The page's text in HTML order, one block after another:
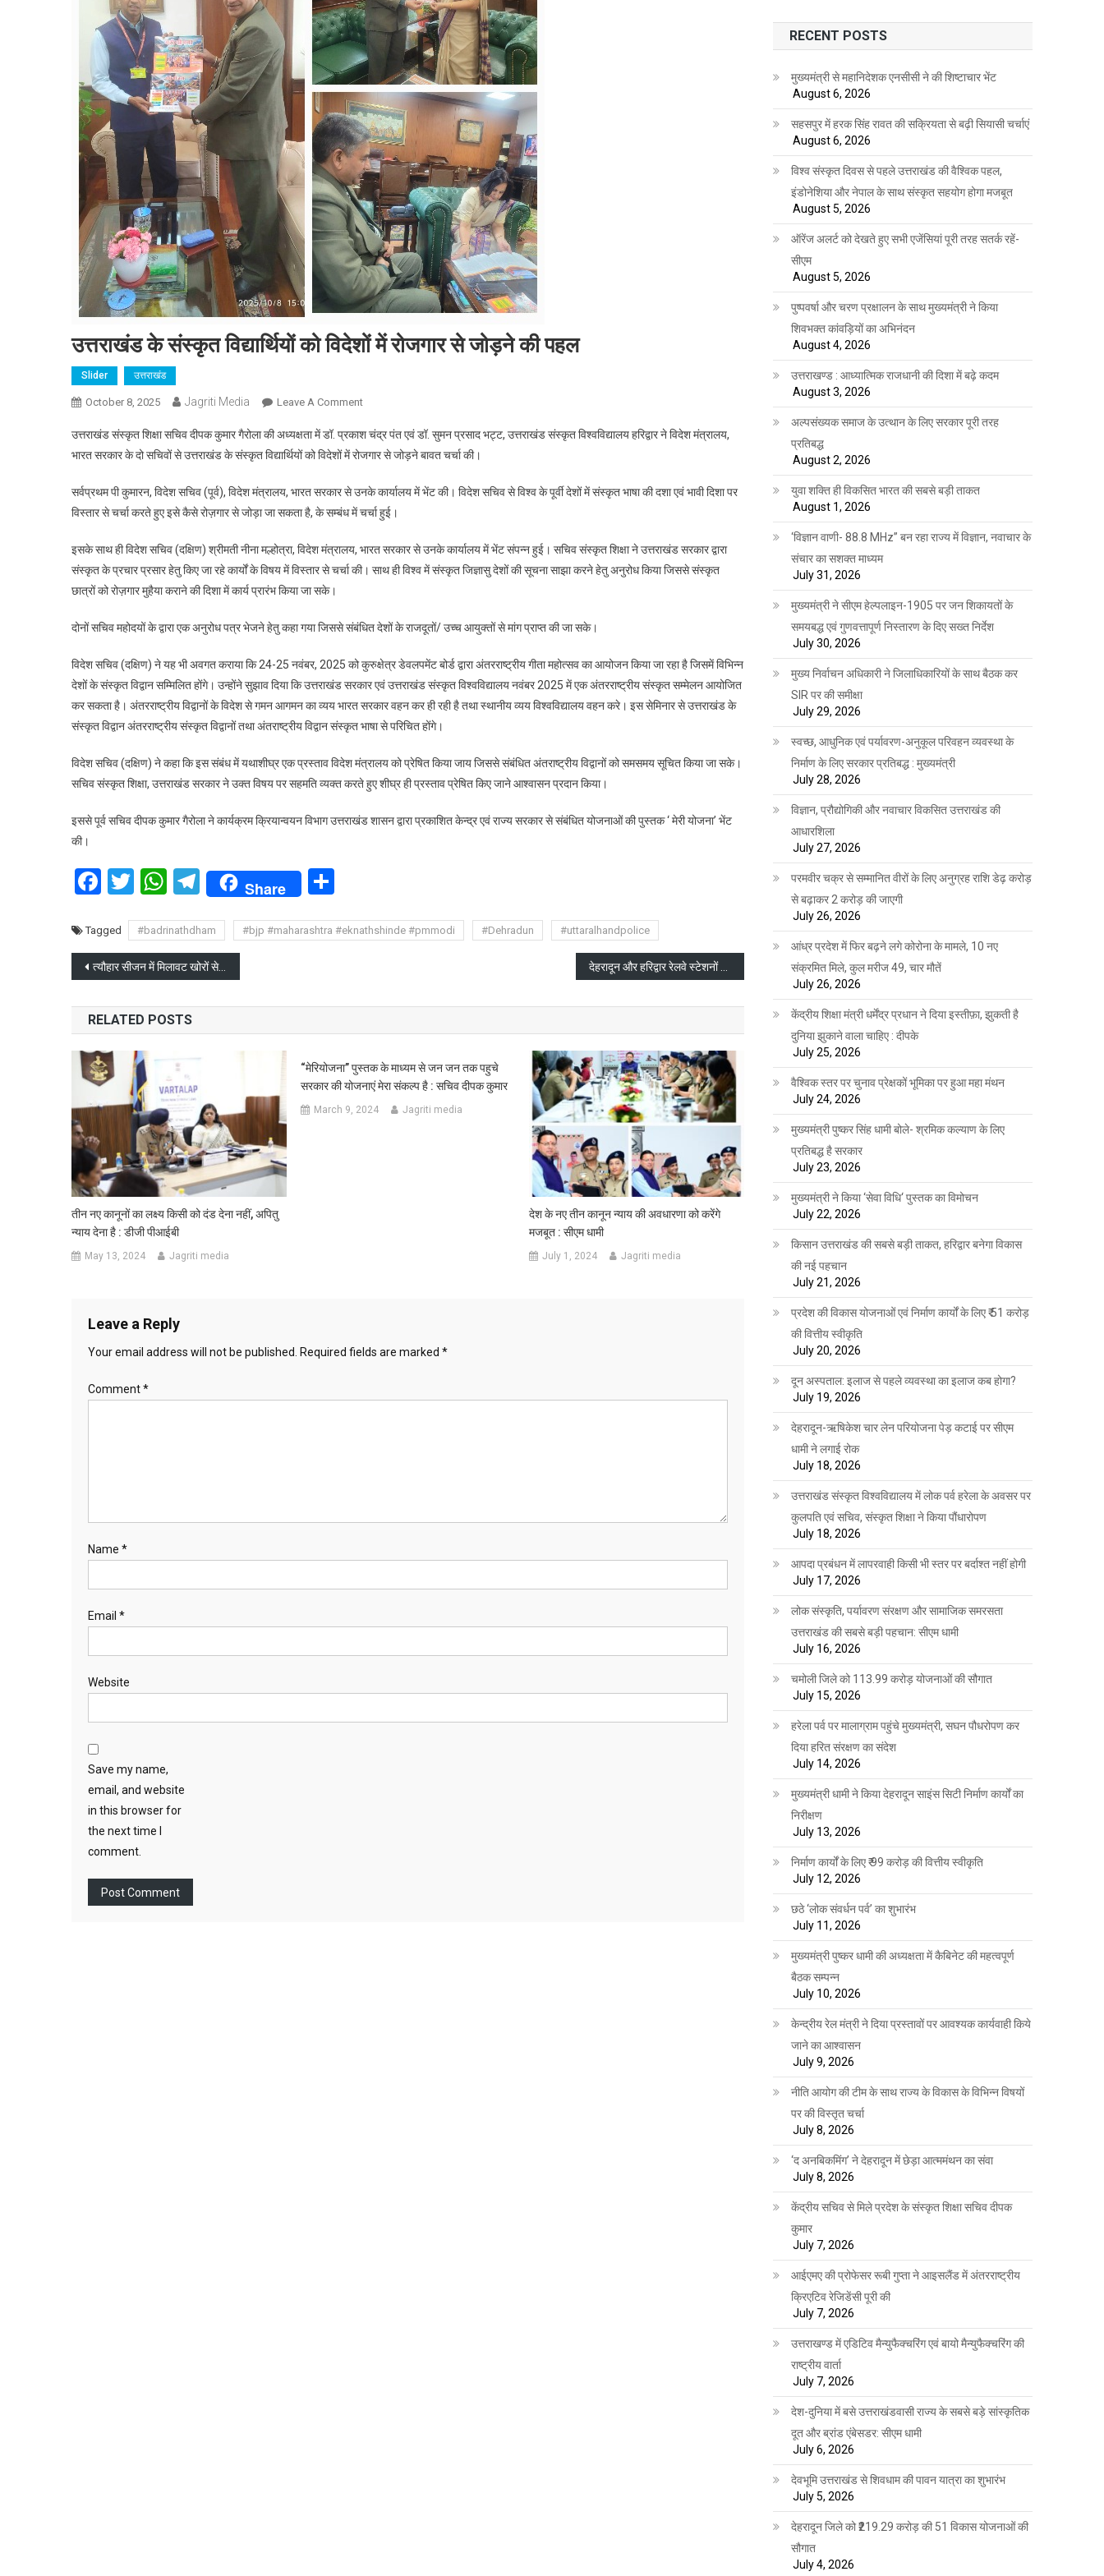
उत्तराखंड के संस्कृत विद्यार्थियों को विदेशों में रोजगार से जोड़ने की पहल
Slider उत्तराखंड
October 8, 2025 Jagriti Media Leave A CommentOn
के
संस्कृत
को
विदेशों
रोजगार
से
पहल
उत्तराखंड संस्कृत शिक्षा सचिव दीपक कुमार गैरोला की अध्यक्षता में डॉ. प्रकाश चंद्र पंत एवं डॉ. सुमन प्रसाद भट्ट, उत्तराखंड संस्कृत विश्वविद्यालय हरिद्वार ने विदेश मंत्रालय,
भारत सरकार के दो सचिवों से उत्तराखंड के संस्कृत विद्यार्थियों को विदेशों में रोजगार से जोड़ने बावत चर्चा की।
सर्वप्रथम पी कुमारन, विदेश सचिव (पूर्व), विदेश मंत्रालय, भारत सरकार से उनके कार्यालय में भेंट की। विदेश सचिव से विश्व के पूर्वी देशों में संस्कृत भाषा की दशा एवं भावी दिशा पर
विस्तार से चर्चा करते हुए इसे कैसे रोज़गार से जोड़ा जा सकता है, के सम्बंध में चर्चा हुई।
इसके साथ ही विदेश सचिव (दक्षिण) श्रीमती नीना मल्होत्रा, विदेश मंत्रालय, भारत सरकार से उनके कार्यालय में भेंट संपन्न हुई। सचिव संस्कृत शिक्षा ने उत्तराखंड सरकार द्वारा
संस्कृत के प्रचार प्रसार हेतु किए जा रहे कार्यों के विषय में विस्तार से चर्चा की। साथ ही विश्व में संस्कृत जिज्ञासु देशों की सूचना साझा करने हेतु अनुरोध किया जिससे संस्कृत
छात्रों को रोज़गार मुहैया कराने की दिशा में कार्य प्रारंभ किया जा सके।
दोनों सचिव महोदयों के द्वारा एक अनुरोध पत्र भेजने हेतु कहा गया जिससे संबंधित देशों के राजदूतों/ उच्च आयुक्तों से मांग प्राप्त की जा सके।
विदेश सचिव (दक्षिण) ने यह भी अवगत कराया कि 24-25 नवंबर, 2025 को कुरुक्षेत्र डेवलपमेंट बोर्ड द्वारा अंतरराष्ट्रीय गीता महोत्सव का आयोजन किया जा रहा है जिसमें विभिन्न
देशों के संस्कृत विद्वान सम्मिलित होंगे। उन्होंने सुझाव दिया कि उत्तराखंड सरकार एवं उत्तराखंड संस्कृत विश्वविद्यालय नवंबर 2025 में एक अंतरराष्ट्रीय संस्कृत सम्मेलन आयोजित
कर सकता है। अंतरराष्ट्रीय विद्वानों के विदेश से गमन आगमन का व्यय भारत सरकार वहन कर ही रही है तथा स्थानीय व्यय विश्वविद्यालय वहन करे। इस सेमिनार से उत्तराखंड के
संस्कृत विद्वान अंतरराष्ट्रीय संस्कृत विद्वानों तथा अंतराष्ट्रीय विद्वान संस्कृत भाषा से परिचित होंगे।
विदेश सचिव (दक्षिण) ने कहा कि इस संबंध में यथाशीघ्र एक प्रस्ताव विदेश मंत्रालय को प्रेषित किया जाय जिससे संबंधित अंतराष्ट्रीय विद्वानों को समसमय सूचित किया जा सके।
सचिव संस्कृत शिक्षा, उत्तराखंड सरकार ने उक्त विषय पर सहमति व्यक्त करते हुए शीघ्र ही प्रस्ताव प्रेषित किए जाने आश्वासन प्रदान किया।
इससे पूर्व सचिव दीपक कुमार गैरोला ने कार्यक्रम क्रियान्वयन विभाग उत्तराखंड शासन द्वारा प्रकाशित केन्द्र एवं राज्य सरकार से संबंधित योजनाओं की पुस्तक ‘ मेरी योजना’ भेंट
की।
Facebook
Twitter
WhatsApp
Telegram
Share
Tagged #badrinathdham #bjp #maharashtra #eknathshinde #pmmodi #Dehradun #uttaralhandpolice
Post
navigation
त्यौहार सीजन में मिलावट खोरों से सख्ती से निपटे एफडीए विभाग
RELATED POSTS
⁠तीन नए कानूनों का लक्ष्य किसी को दंड देना नहीं, अपितु
न्याय देना है : डीजी पीआईबी
May 13, 2024 Jagriti media
“मेरियोजना” पुस्तक के माध्यम से जन जन तक पहुचे
सरकार की योजनाएं मेरा संकल्प है : सचिव दीपक कुमार
March 9, 2024 Jagriti media
देश के नए तीन कानून न्याय की अवधारणा को करेंगे
मजबूत : सीएम धामी
July 1, 2024 Jagriti media
Leave a Reply
Your email address will not be published. Required fields are marked *
Comment*
Name *
Email *
Website
Save my name,
email, and website
in this browser for
the next time I
comment.
RECENT POSTS
मुख्यमंत्री से महानिदेशक एनसीसी ने की शिष्टाचार भेंट
August 6, 2026
सहसपुर में हरक सिंह रावत की सक्रियता से बढ़ी सियासी चर्चाएं
August 6, 2026
विश्व संस्कृत दिवस से पहले उत्तराखंड की वैश्विक पहल,
इंडोनेशिया और नेपाल के साथ संस्कृत सहयोग होगा मजबूत
August 5, 2026
ऑरेंज अलर्ट को देखते हुए सभी एजेंसियां पूरी तरह सतर्क रहें-
सीएम
August 5, 2026
पुष्पवर्षा और चरण प्रक्षालन के साथ मुख्यमंत्री ने किया
शिवभक्त कांवड़ियों का अभिनंदन
August 4, 2026
उत्तराखण्ड : आध्यात्मिक राजधानी की दिशा में बढ़े कदम
August 3, 2026
अल्पसंख्यक समाज के उत्थान के लिए सरकार पूरी तरह
प्रतिबद्ध
August 2, 2026
युवा शक्ति ही विकसित भारत की सबसे बड़ी ताकत
August 1, 2026
‘विज्ञान वाणी- 88.8 MHz” बन रहा राज्य में विज्ञान, नवाचार के
संचार का सशक्त माध्यम
July 31, 2026
मुख्यमंत्री ने सीएम हेल्पलाइन-1905 पर जन शिकायतों के
समयबद्ध एवं गुणवत्तापूर्ण निस्तारण के दिए सख्त निर्देश
July 30, 2026
मुख्य निर्वाचन अधिकारी ने जिलाधिकारियों के साथ बैठक कर
SIR पर की समीक्षा
July 29, 2026
स्वच्छ, आधुनिक एवं पर्यावरण-अनुकूल परिवहन व्यवस्था के
निर्माण के लिए सरकार प्रतिबद्ध : मुख्यमंत्री
July 28, 2026
विज्ञान, प्रौद्योगिकी और नवाचार विकसित उत्तराखंड की
आधारशिला
July 27, 2026
परमवीर चक्र से सम्मानित वीरों के लिए अनुग्रह राशि डेढ़ करोड़
से बढ़ाकर 2 करोड़ की जाएगी
July 26, 2026
आंध्र प्रदेश में फिर बढ़ने लगे कोरोना के मामले, 10 नए
संक्रमित मिले, कुल मरीज 49, चार मौतें
July 26, 2026
केंद्रीय शिक्षा मंत्री धर्मेंद्र प्रधान ने दिया इस्तीफ़ा, झुकती है
दुनिया झुकाने वाला चाहिए : दीपके
July 25, 2026
वैश्विक स्तर पर चुनाव प्रेक्षकों भूमिका पर हुआ महा मंथन
July 24, 2026
मुख्यमंत्री पुष्कर सिंह धामी बोले- श्रमिक कल्याण के लिए
प्रतिबद्ध है सरकार
July 23, 2026
मुख्यमंत्री ने किया ‘सेवा विधि‘ पुस्तक का विमोचन
July 22, 2026
किसान उत्तराखंड की सबसे बड़ी ताकत, हरिद्वार बनेगा विकास
की नई पहचान
July 21, 2026
प्रदेश की विकास योजनाओं एवं निर्माण कार्यों के लिए ₹ 51 करोड़
की वित्तीय स्वीकृति
July 20, 2026
दून अस्पताल: इलाज से पहले व्यवस्था का इलाज कब होगा?
July 19, 2026
देहरादून-ऋषिकेश चार लेन परियोजना पेड़ कटाई पर सीएम
धामी ने लगाई रोक
July 18, 2026
उत्तराखंड संस्कृत विश्वविद्यालय में लोक पर्व हरेला के अवसर पर
कुलपति एवं सचिव, संस्कृत शिक्षा ने किया पौंधारोपण
July 18, 2026
आपदा प्रबंधन में लापरवाही किसी भी स्तर पर बर्दाश्त नहीं होगी
July 17, 2026
लोक संस्कृति, पर्यावरण संरक्षण और सामाजिक समरसता
उत्तराखंड की सबसे बड़ी पहचान: सीएम धामी
July 16, 2026
चमोली जिले को 113.99 करोड़ योजनाओं की सौगात
July 15, 2026
हरेला पर्व पर मालाग्राम पहुंचे मुख्यमंत्री, सघन पौधरोपण कर
दिया हरित संरक्षण का संदेश
July 14, 2026
मुख्यमंत्री धामी ने किया देहरादून साइंस सिटी निर्माण कार्यों का
निरीक्षण
July 13, 2026
निर्माण कार्यों के लिए ₹ 99 करोड़ की वित्तीय स्वीकृति
July 12, 2026
छठे ‘लोक संवर्धन पर्व’ का शुभारंभ
July 11, 2026
मुख्यमंत्री पुष्कर धामी की अध्यक्षता में कैबिनेट की महत्वपूर्ण
बैठक सम्पन्न
July 10, 2026
केन्द्रीय रेल मंत्री ने दिया प्रस्तावों पर आवश्यक कार्यवाही किये
जाने का आश्वासन
July 9, 2026
नीति आयोग की टीम के साथ राज्य के विकास के विभिन्न विषयों
पर की विस्तृत चर्चा
July 8, 2026
‘द अनबिकमिंग’ ने देहरादून में छेड़ा आत्ममंथन का संवा
July 8, 2026
केंद्रीय सचिव से मिले प्रदेश के संस्कृत शिक्षा सचिव दीपक
कुमार
July 7, 2026
आईएमए की प्रोफेसर रूबी गुप्ता ने आइसलैंड में अंतरराष्ट्रीय
क्रिएटिव रेजिडेंसी पूरी की
July 7, 2026
उत्तराखण्ड में एडिटिव मैन्युफैक्चरिंग एवं बायो मैन्युफैक्चरिंग की
राष्ट्रीय वार्ता
July 7, 2026
देश-दुनिया में बसे उत्तराखंडवासी राज्य के सबसे बड़े सांस्कृतिक
दूत और ब्रांड एंबेसडर: सीएम धामी
July 6, 2026
देवभूमि उत्तराखंड से शिवधाम की पावन यात्रा का शुभारंभ
July 5, 2026
देहरादून जिले को ₹219.29 करोड़ की 51 विकास योजनाओं की
सौगात
July 4, 2026